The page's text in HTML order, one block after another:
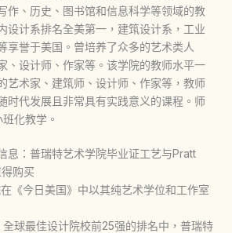
作、历史、图书馆和信息科学等领域的教
设计系排名全美第一，建筑设计系，工业
享誉于美国。曾培养了众多的艺术类人
、设计师、作家等。该学院的教师水平一
艺术家、建筑师、设计师、作家等，教师
时代发展且非常具有实践意义的课程。师
化教学。
息：普瑞特艺术学院毕业证工艺与Pratt
购买
在《今日美国》中以其纯艺术学位和工作室
全球最佳设计院校前25强的排名中，普瑞特